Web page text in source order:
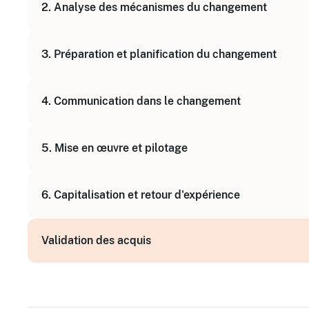
Différence entre projet et changement
2. Analyse des mécanismes du changement
Identifier les facteurs de résistance
3. Préparation et planification du changement
Identification des parties prenantes
4. Communication dans le changement
Mobilisation et engagement des équipes
5. Mise en œuvre et pilotage
Gestion des situations délicates
6. Capitalisation et retour d'expérience
Partage des bonnes pratiques
Validation des acquis